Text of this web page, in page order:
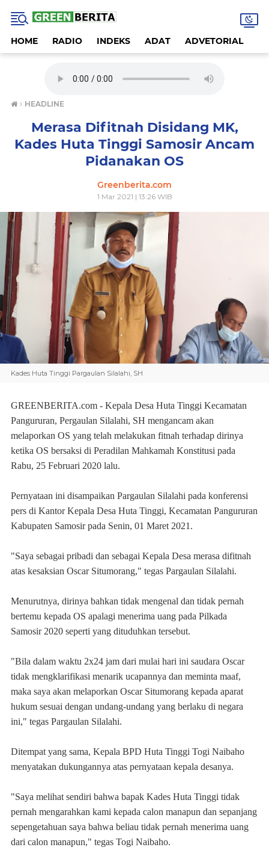
HOME RADIO INDEKS ADAT ADVETORIAL
› HEADLINE
Merasa Difitnah Disidang MK,
Kades Huta Tinggi Samosir Ancam
Pidanakan OS
Greenberita.com
1 Mar 2021 | 13:26 WIB
Kades Huta Tinggi Pargaulan Silalahi, SH
GREENBERITA.com - Kepala Desa Huta Tinggi Kecamatan
Pangururan, Pergaulan Silalahi, SH mengancam akan
melaporkan OS yang telah melakukan fitnah terhadap dirinya
ketika OS bersaksi di Peradilan Mahkamah Konstitusi pada
Rabu, 25 Februari 2020 lalu.
Pernyataan ini disampaikan Pargaulan Silalahi pada konferensi
pers di Kantor Kepala Desa Huta Tinggi, Kecamatan Pangururan
Kabupaten Samosir pada Senin, 01 Maret 2021.
"Saya sebagai pribadi dan sebagai Kepala Desa merasa difitnah
atas kesaksian Oscar Situmorang," tegas Pargaulan Silalahi.
Menurutnya, dirinya bahkan tidak mengenal dan tidak pernah
bertemu kepada OS apalagi menerima uang pada Pilkada
Samosir 2020 seperti yang dituduhkan tersebut.
"Bila dalam waktu 2x24 jam dari mulai hari ini saudara Oscar
tidak mengklarifikasi menarik ucapannya dan meminta maaf,
maka saya akan melaporkan Oscar Situmorang kepada aparat
hukum sesuai dengan undang-undang yang berlaku di negara
ini," tegas Pargaulan Silalahi.
Ditempat yang sama, Kepala BPD Huta Tinggi Togi Naibaho
menyatakan dukungannya atas pernyataan kepala desanya.
"Saya melihat sendiri bahwa bapak Kades Huta Tinggi tidak
pernah mengarahkan kami kepada calon manapun dan sepanjang
sepengetahuan saya bahwa beliau tidak pernah menerima uang
dari calon manapun," tegas Togi Naibaho.